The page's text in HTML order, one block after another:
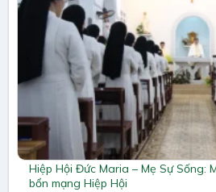
Hiệp Hội Đức Maria – Mẹ Sự Sống:
bổn mạng Hiệp Hội